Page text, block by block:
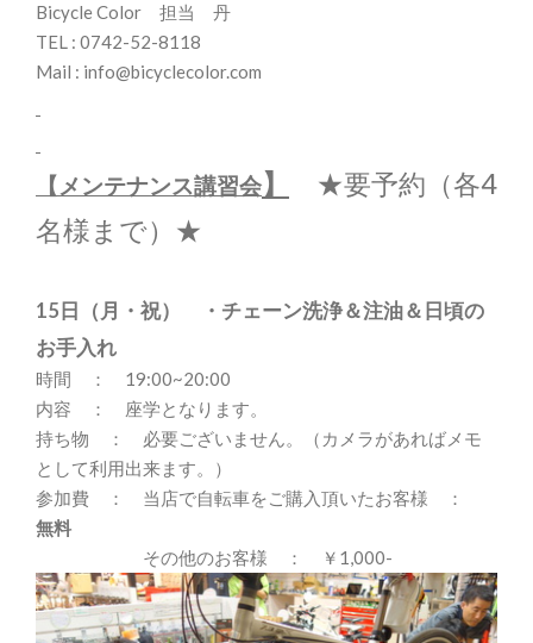
Bicycle Color 担当 丹
TEL : 0742-52-8118
Mail : info@bicyclecolor.com
【メンテナンス講習会】
★要予約（各4
名様まで）★
15日（月・祝）
・チェーン洗浄＆注油＆日頃の
お手入れ
時間 ： 19:00~20:00
内容 ： 座学となります。
持ち物 ： 必要ございません。（カメラがあればメモ
として利用出来ます。）
参加費 ： 当店で自転車をご購入頂いたお客様 ：
無料
その他のお客様 ： ￥1,000-